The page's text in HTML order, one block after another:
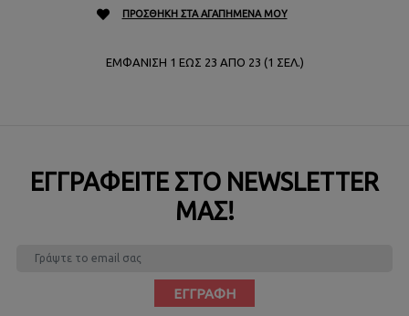
ΠΡΟΣΘΉΚΗ ΣΤΑ ΑΓΑΠΗΜΈΝΑ ΜΟΥ
ΕΜΦΆΝΙΣΗ 1 ΈΩΣ 23 ΑΠΌ 23 (1 ΣΕΛ.)
ΕΓΓΡΑΦΕΊΤΕ ΣΤΟ NEWSLETTER
ΜΑΣ!
ΕΓΓΡΑΦΉ